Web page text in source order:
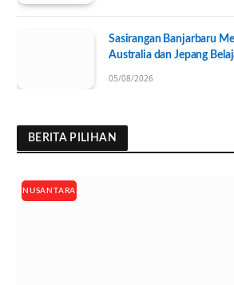
Sasirangan Banjarbaru
Australia dan Jepang
05/08/2026
BERITA PILIHAN
NUSANTARA